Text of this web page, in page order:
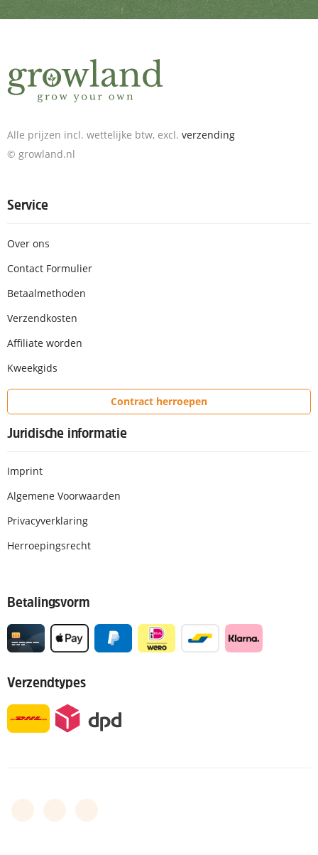
Alle prijzen incl. wettelijke btw, excl. verzending
© growland.nl
Service
Over ons
Contact Formulier
Betaalmethoden
Verzendkosten
Affiliate worden
Kweekgids
Contract herroepen
Juridische informatie
Imprint
Algemene Voorwaarden
Privacyverklaring
Herroepingsrecht
Betalingsvorm
Verzendtypes